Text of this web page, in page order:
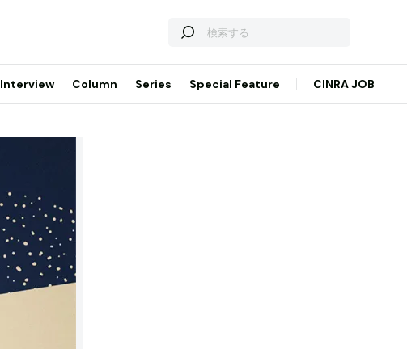
Interview Column Series Special Feature CINRA JOB